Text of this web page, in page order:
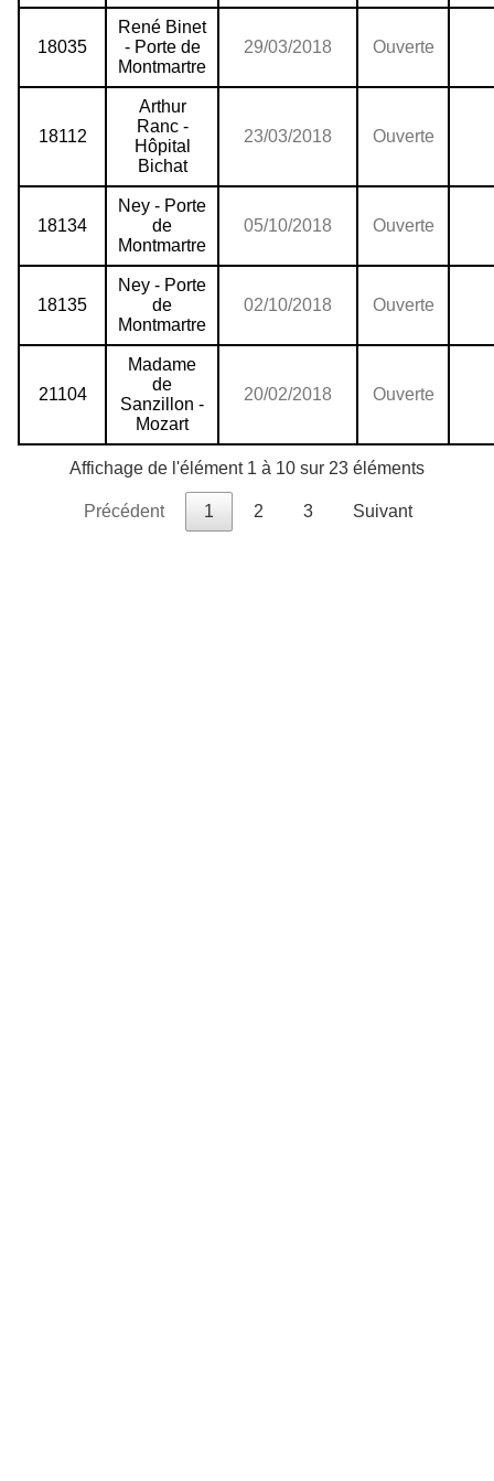
18035
René Binet
- Porte de
Montmartre
29/03/2018 Ouverte
18112
Arthur
Ranc -
Hôpital
Bichat
23/03/2018 Ouverte
18134
Ney - Porte
de
Montmartre
05/10/2018 Ouverte
18135
Ney - Porte
de
Montmartre
02/10/2018 Ouverte
21104
Madame
de
Sanzillon -
Mozart
20/02/2018 Ouverte
Affichage de l'élément 1 à 10 sur 23 éléments
Précédent 1 2 3 Suivant